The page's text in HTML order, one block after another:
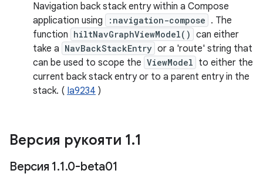
Navigation back stack entry within a Compose
application using
:navigation-compose . The
function hiltNavGraphViewModel() can either
take a NavBackStackEntry or a 'route' string that
can be used to scope the ViewModel to either the
current back stack entry or to a parent entry in the
stack. ( Ia9234 )
Версия рукояти 1.1
Версия 1.1.0-beta01